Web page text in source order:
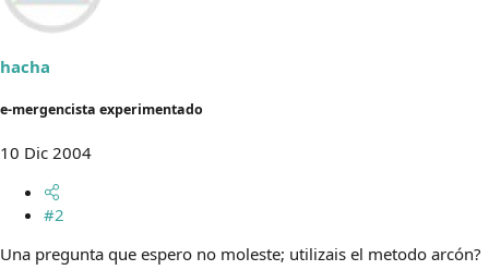
hacha
e-mergencista experimentado
10 Dic 2004
#2
Una pregunta que espero no moleste; utilizais el metodo arcón?